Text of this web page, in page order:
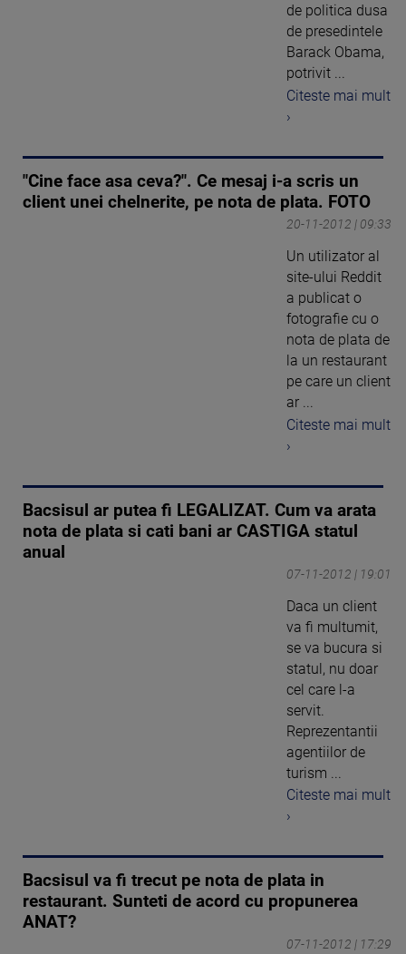
de politica dusa
de presedintele
Barack Obama,
potrivit ...
Citeste mai mult
›
"Cine face asa ceva?". Ce mesaj i-a scris un
client unei chelnerite, pe nota de plata. FOTO
20-11-2012 | 09:33
Un utilizator al
site-ului Reddit
a publicat o
fotografie cu o
nota de plata de
la un restaurant
pe care un client
ar ...
Citeste mai mult
›
Bacsisul ar putea fi LEGALIZAT. Cum va arata
nota de plata si cati bani ar CASTIGA statul
anual
07-11-2012 | 19:01
Daca un client
va fi multumit,
se va bucura si
statul, nu doar
cel care l-a
servit.
Reprezentantii
agentiilor de
turism ...
Citeste mai mult
›
Bacsisul va fi trecut pe nota de plata in
restaurant. Sunteti de acord cu propunerea
ANAT?
07-11-2012 | 17:29